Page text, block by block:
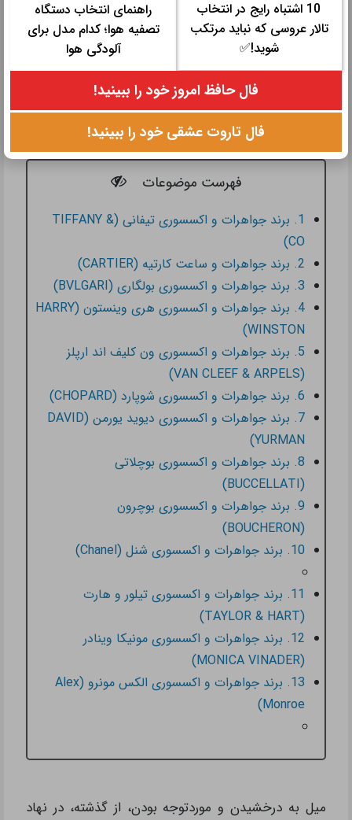
فهرست موضوعات
1. برند جواهرات و اکسسوری تیفانی (TIFFANY &
CO)
2. برند جواهرات و ساعت کارتیه (CARTIER)
3. برند جواهرات و اکسسوری بولگاری (BVLGARI)
4. برند جواهرات و اکسسوری هری وینستون (HARRY
WINSTON)
5. برند جواهرات و اکسسوری ون کلیف اند ارپلز
(VAN CLEEF & ARPELS)
6. برند جواهرات و اکسسوری شوپارد (CHOPARD)
7. برند جواهرات و اکسسوری دیوید یورمن (DAVID
YURMAN)
8. برند جواهرات و اکسسوری بوچلاتی
(BUCCELLATI)
9. برند جواهرات و اکسسوری بوچرون
(BOUCHERON)
10. برند جواهرات و اکسسوری شنل (Chanel)
11. برند جواهرات و اکسسوری تیلور و هارت
(TAYLOR & HART)
12. برند جواهرات و اکسسوری مونیکا وینادر
(MONICA VINADER)
13. برند جواهرات و اکسسوری الکس مونرو (Alex
Monroe)
میل به درخشیدن و مورد‌توجه بودن، از گذشته، در نهاد
10 اشتباه رایج در انتخاب
تالار عروسی که نباید مرتکب
شوید!✅
راهنمای انتخاب دستگاه
تصفیه هوا؛ کدام مدل برای
آلودگی هوا
فال حافظ امروز خود را ببینید!
فال تاروت عشقی خود را ببینید!